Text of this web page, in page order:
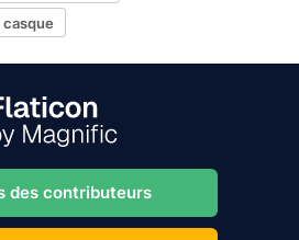
casque
des contributeurs